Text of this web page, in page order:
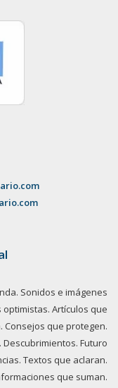
Sonidos e imágenes
Artículos que
que protegen.
Futuro
Textos que aclaran.
que suman.